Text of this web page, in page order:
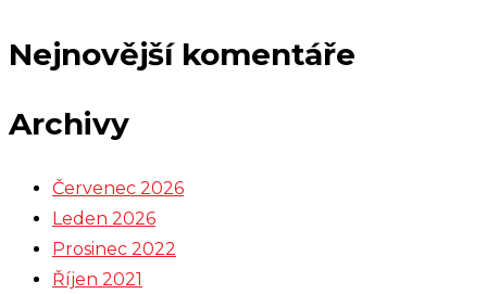
Nejnovější komentáře
Archivy
Červenec 2026
Leden 2026
Prosinec 2022
Říjen 2021